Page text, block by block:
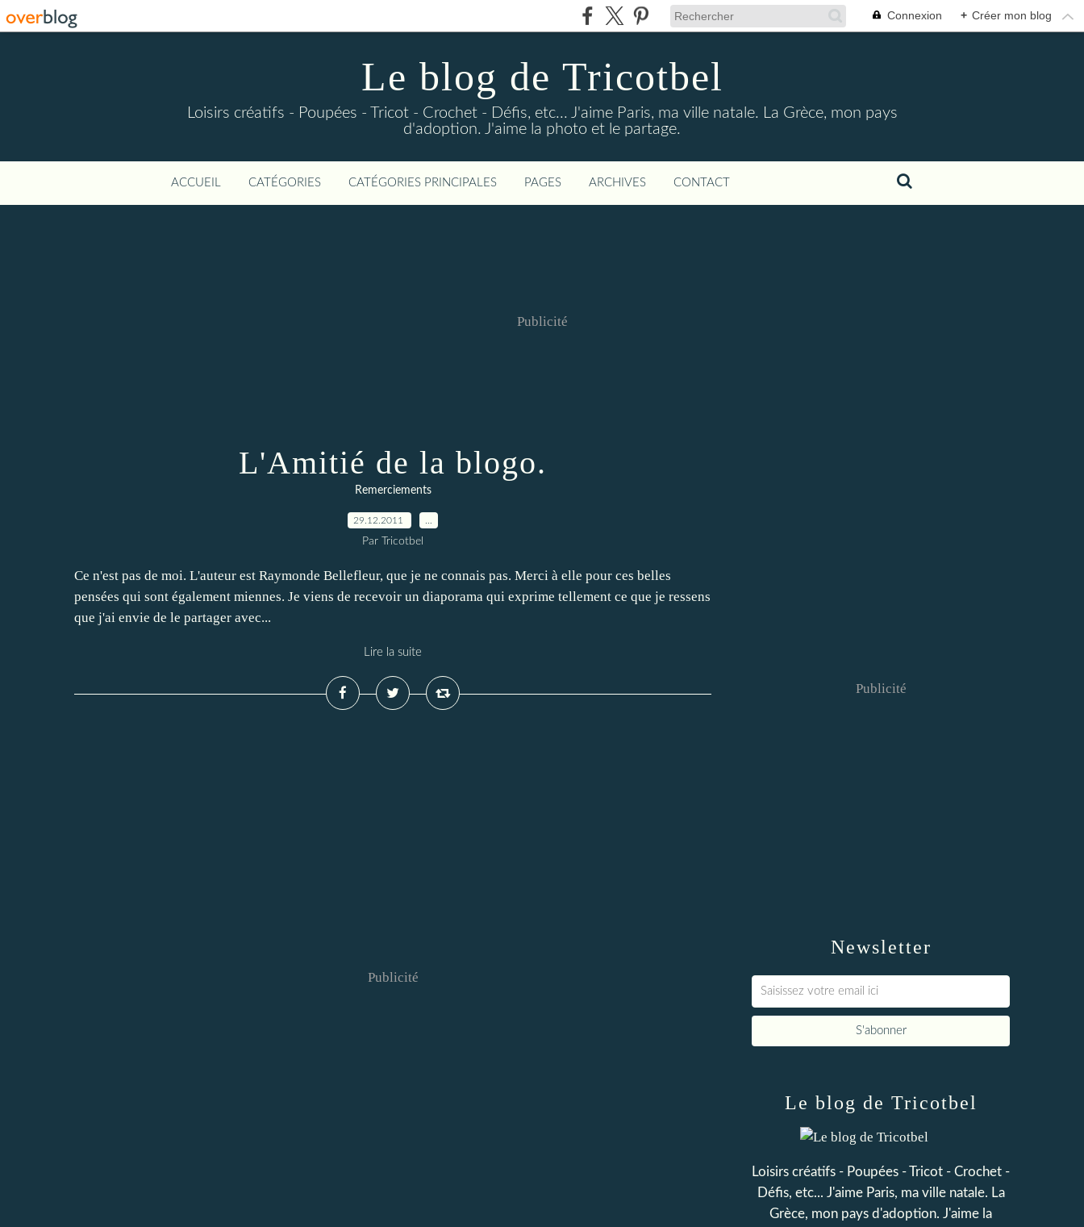
Connexion + Créer mon blog
Le blog de Tricotbel
Loisirs créatifs - Poupées - Tricot - Crochet - Défis, etc... J'aime Paris, ma ville natale. La Grèce, mon pays
d'adoption. J'aime la photo et le partage.
ACCUEIL CATÉGORIES CATÉGORIES PRINCIPALES PAGES ARCHIVES CONTACT
Publicité
L'Amitié de la blogo.
Remerciements
29.12.2011
Par Tricotbel
Ce n'est pas de moi. L'auteur est Raymonde Bellefleur, que je ne connais pas. Merci à elle pour ces belles
pensées qui sont également miennes. Je viens de recevoir un diaporama qui exprime tellement ce que je ressens
que j'ai envie de le partager avec...
Lire la suite
Publicité
Newsletter
Publicité
Le blog de Tricotbel
Loisirs créatifs - Poupées - Tricot - Crochet -
Défis, etc... J'aime Paris, ma ville natale. La
Grèce, mon pays d'adoption. J'aime la